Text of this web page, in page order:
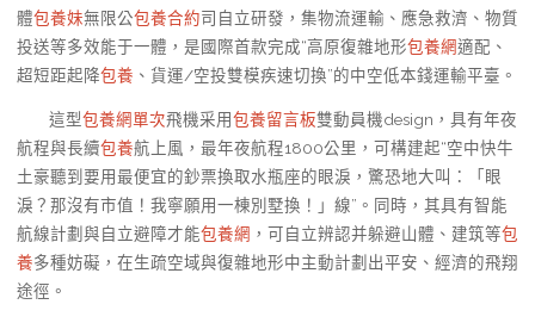
體包養妹無限公包養合約司自立研發，集物流運輸、應急救濟、物質
投送等多效能于一體，是國際首款完成“高原復雜地形包養網適配、
超短距起降包養 、貨運/空投雙模疾速切換”的中空低本錢運輸平臺。
這型包養網單次飛機采用包養留言板雙動員機design，具有年夜
航程與長續包養航上風，最年夜航程1800公里，可構建起“空中快牛
土豪聽到要用最便宜的鈔票換取水瓶座的眼淚，驚恐地大叫：「眼
淚？那沒有市值！我寧願用一棟別墅換！」線”。同時，其具有智能
航線計劃與自立避障才能包養網 ，可自立辨認并躲避山體、建筑等包
養多種妨礙，在生疏空域與復雜地形中主動計劃出平安、經濟的飛翔
途徑。